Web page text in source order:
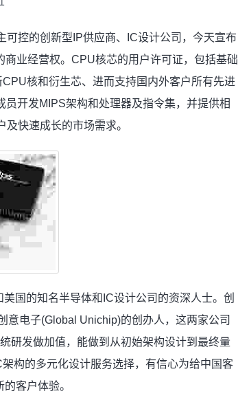
可控的创新型IP供应商、IC设计公司，今天宣布
业经营权。CPU核芯的用户许可证，包括基础
核和衍生芯、进而支持国内外客户所有先进
开发MIPS架构和处理器及指令集，并提供相
快速成长的市场需求。
国的知名半导体和IC设计公司的资深人士。创
意电子(Global Unichip)的创办人，这两家公司
研发做加值，能做到从初始架构设计到最终量
构的多元化设计服务选择，有信心为给中国客
客户体验。